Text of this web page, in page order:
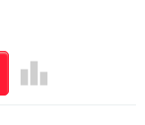
leaderboard